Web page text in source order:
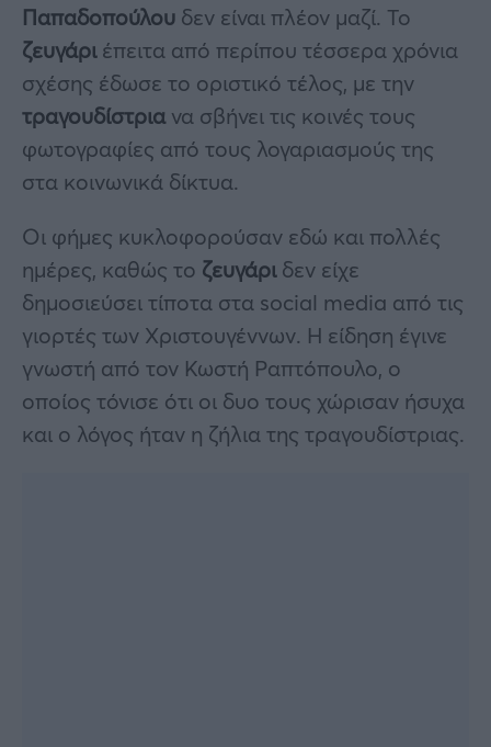
Παπαδοπούλου δεν είναι πλέον μαζί. Το
ζευγάριέπειτα από περίπου τέσσερα χρόνια
σχέσης έδωσε το οριστικό τέλος, με την
τραγουδίστριανα σβήνει τις κοινές τους
φωτογραφίες από τους λογαριασμούς της
στα κοινωνικά δίκτυα.
Οι φήμες κυκλοφορούσαν εδώ και πολλές
ημέρες, καθώς το ζευγάριδεν είχε
δημοσιεύσει τίποτα στα social media από τις
γιορτές των Χριστουγέννων. Η είδηση έγινε
γνωστή από τον Κωστή Ραπτόπουλο, ο
οποίος τόνισε ότι οι δυο τους χώρισαν ήσυχα
και ο λόγος ήταν η ζήλια της τραγουδίστριας.